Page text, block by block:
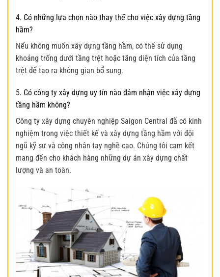
4. Có những lựa chọn nào thay thế cho việc xây dựng tầng
hầm?
Nếu không muốn xây dựng tầng hầm, có thể sử dụng
khoảng trống dưới tầng trệt hoặc tăng diện tích của tầng
trệt để tạo ra không gian bổ sung.
5. Có công ty xây dựng uy tín nào đảm nhận việc xây dựng
tầng hầm không?
Công ty xây dựng chuyên nghiệp Saigon Central đã có kinh
nghiệm trong việc thiết kế và xây dựng tầng hầm với đội
ngũ kỹ sư và công nhân tay nghề cao. Chúng tôi cam kết
mang đến cho khách hàng những dự án xây dựng chất
lượng và an toàn.